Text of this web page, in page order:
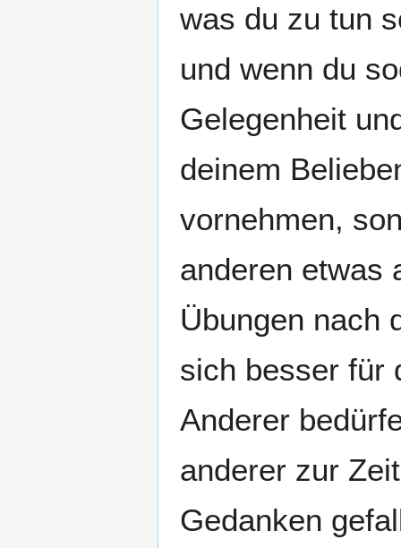
was du zu tun
und wenn du
Gelegenheit
deinem
vornehmen,
anderen etwas
Übungen nach
sich besser für
Anderer
anderer zur
Gedanken